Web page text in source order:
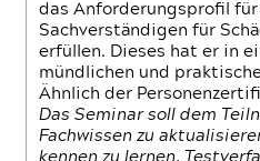
das Anforderungsprofil für
Sachverständigen für
erfüllen. Dieses hat er in
mündlichen und
Ähnlich der
Das Seminar soll dem
Fachwissen zu
kennen zu lernen,